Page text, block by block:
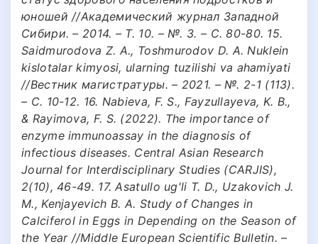
юношей //Академический журнал Западной
Сибири. – 2014. – Т. 10. – №. 3. – С. 80-80. 15.
Saidmurodova Z. A., Toshmurodov D. A. Nuklein
kislotalar kimyosi, ularning tuzilishi va ahamiyati
//Вестник магистратуры. – 2021. – №. 2-1 (113).
– С. 10-12. 16. Nabieva, F. S., Fayzullayeva, K. B.,
& Rayimova, F. S. (2022). The importance of
enzyme immunoassay in the diagnosis of
infectious diseases. Central Asian Research
Journal for Interdisciplinary Studies (CARJIS),
2(10), 46-49. 17. Asatullo ug'li T. D., Uzakovich J.
M., Kenjayevich B. A. Study of Changes in
Calciferol in Eggs in Depending on the Season of
the Year //Middle European Scientific Bulletin. –